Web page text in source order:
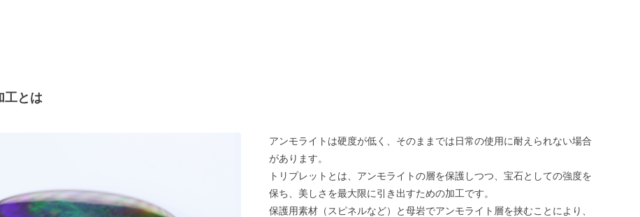
工とは
アンモライトは硬度が低く、そのままでは日常の使用に耐えられない場合
があります。
トリプレットとは、アンモライトの層を保護しつつ、宝石としての強度を
保ち、美しさを最大限に引き出すための加工です。
保護用素材（スピネルなど）と母岩でアンモライト層を挟むことにより、